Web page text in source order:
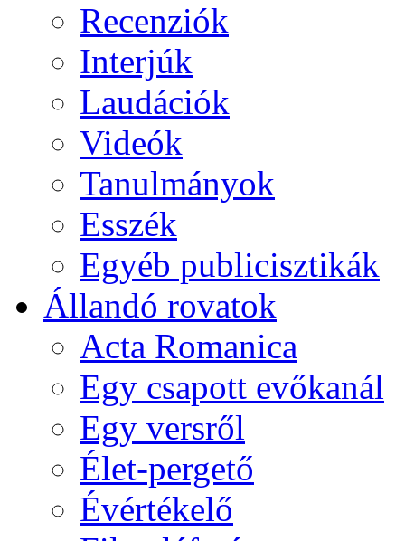
Recenziók
Interjúk
Laudációk
Videók
Tanulmányok
Esszék
Egyéb publicisztikák
Állandó rovatok
Acta Romanica
Egy csapott evőkanál
Egy versről
Élet-pergető
Évértékelő